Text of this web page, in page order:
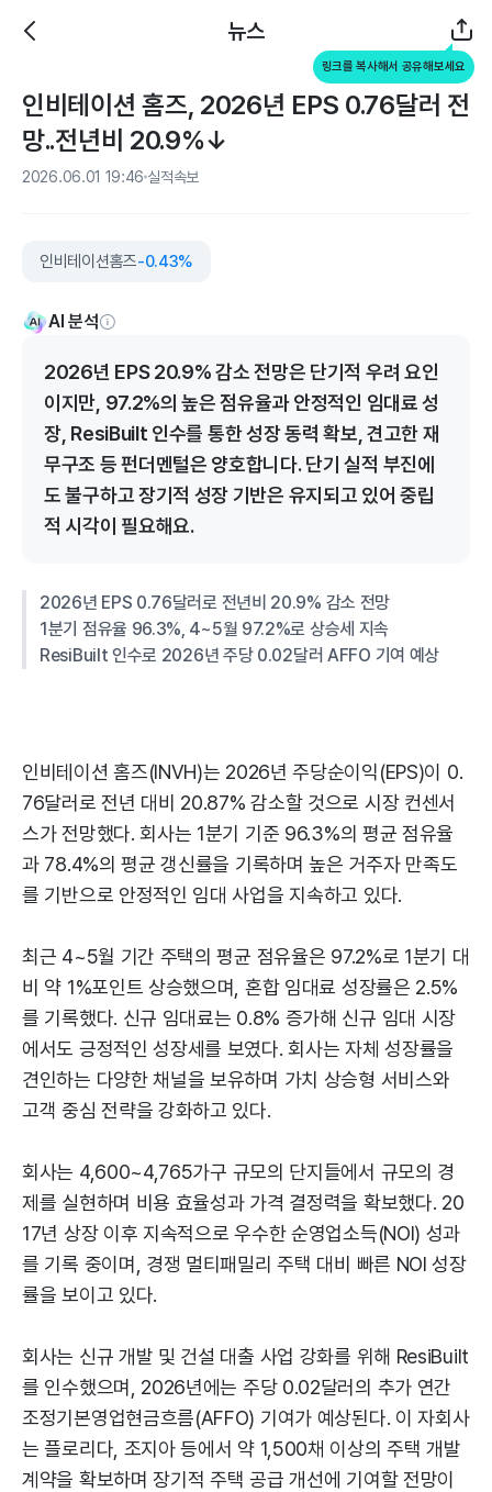
뉴스
링크를 복사해서 공유해보세요
인비테이션 홈즈, 2026년 EPS 0.76달러 전
망..전년비 20.9%↓
2026.06.01 19:46 실적속보
인비테이션홈즈-0.43%
AI 분석
2026년 EPS 20.9% 감소 전망은 단기적 우려 요인
이지만, 97.2%의 높은 점유율과 안정적인 임대료 성
장, ResiBuilt 인수를 통한 성장 동력 확보, 견고한 재
무구조 등 펀더멘털은 양호합니다. 단기 실적 부진에
도 불구하고 장기적 성장 기반은 유지되고 있어 중립
적 시각이 필요해요.
2026년 EPS 0.76달러로 전년비 20.9% 감소 전망
1분기 점유율 96.3%, 4~5월 97.2%로 상승세 지속
ResiBuilt 인수로 2026년 주당 0.02달러 AFFO 기여 예상
인비테이션 홈즈(INVH)는 2026년 주당순이익(EPS)이 0.
76달러로 전년 대비 20.87% 감소할 것으로 시장 컨센서
스가 전망했다. 회사는 1분기 기준 96.3%의 평균 점유율
과 78.4%의 평균 갱신률을 기록하며 높은 거주자 만족도
를 기반으로 안정적인 임대 사업을 지속하고 있다.
최근 4~5월 기간 주택의 평균 점유율은 97.2%로 1분기 대
비 약 1%포인트 상승했으며, 혼합 임대료 성장률은 2.5%
를 기록했다. 신규 임대료는 0.8% 증가해 신규 임대 시장
에서도 긍정적인 성장세를 보였다. 회사는 자체 성장률을
견인하는 다양한 채널을 보유하며 가치 상승형 서비스와
고객 중심 전략을 강화하고 있다.
회사는 4,600~4,765가구 규모의 단지들에서 규모의 경
제를 실현하며 비용 효율성과 가격 결정력을 확보했다. 20
17년 상장 이후 지속적으로 우수한 순영업소득(NOI) 성과
를 기록 중이며, 경쟁 멀티패밀리 주택 대비 빠른 NOI 성장
률을 보이고 있다.
회사는 신규 개발 및 건설 대출 사업 강화를 위해 ResiBuilt
를 인수했으며, 2026년에는 주당 0.02달러의 추가 연간
조정기본영업현금흐름(AFFO) 기여가 예상된다. 이 자회사
는 플로리다, 조지아 등에서 약 1,500채 이상의 주택 개발
계약을 확보하며 장기적 주택 공급 개선에 기여할 전망이